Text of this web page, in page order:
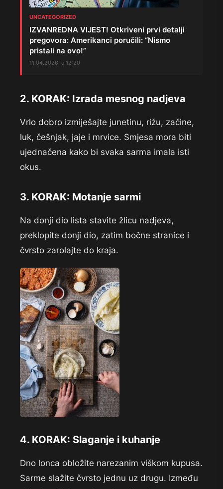
UNCATEGORIZED
IZVANREDNA VIJEST! Otkriveni prvi detalji
pregovora: Amerikanci poručili: “Nismo
pristali na ovo!”
11.04.2026. u 12:20
2. KORAK: Izrada mesnog nadjeva
Vrlo dobro izmiješajte junetinu, rižu, začine,
luk, češnjak, jaje i mrvice. Smjesa mora biti
ujednačena kako bi svaka sarma imala isti
okus.
3. KORAK: Motanje sarmi
Na donji dio lista stavite žlicu nadjeva,
preklopite donji dio, zatim bočne stranice i
čvrsto zarolajte do kraja.
4. KORAK: Slaganje i kuhanje
Dno lonca obložite narezanim viškom kupusa.
Sarme slažite čvrsto jednu uz drugu. Između